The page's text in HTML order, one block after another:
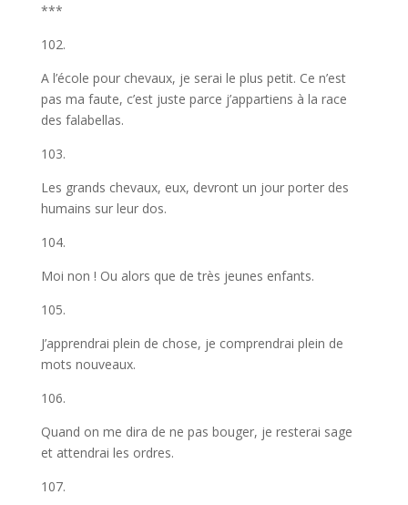
***
102.
A l’école pour chevaux, je serai le plus petit. Ce n’est
pas ma faute, c’est juste parce j’appartiens à la race
des falabellas.
103.
Les grands chevaux, eux, devront un jour porter des
humains sur leur dos.
104.
Moi non ! Ou alors que de très jeunes enfants.
105.
J’apprendrai plein de chose, je comprendrai plein de
mots nouveaux.
106.
Quand on me dira de ne pas bouger, je resterai sage
et attendrai les ordres.
107.